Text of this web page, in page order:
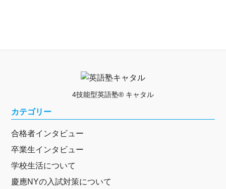
4技能型英語塾® キャタル
カテゴリー
合格者インタビュー
卒業生インタビュー
学校生活について
慶應NYの入試対策について